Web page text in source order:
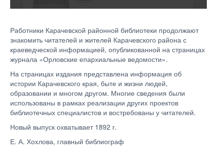
Работники Карачевской районной библиотеки продолжают
знакомить читателей и жителей Карачевского района с
краеведческой информацией, опубликованной на страницах
журнала «Орловские епархиальные ведомости».
На страницах издания представлена информация об
истории Карачевского края, быте и жизни людей,
образовании и многом другом. Многие сведения были
использованы в рамках реализации других проектов
библиотечных специалистов и востребованы у читателей.
Новый выпуск охватывает 1892 г.
Е. А. Хохлова, главный библиограф